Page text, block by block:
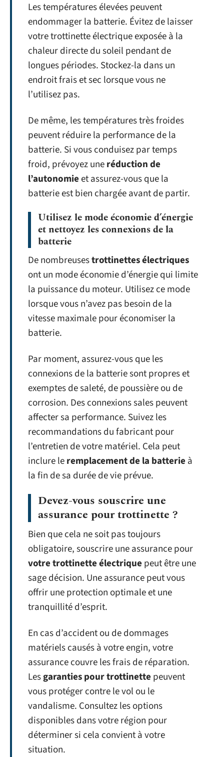
Les températures élevées peuvent
endommager la batterie. Évitez de laisser
votre trottinette électrique exposée à la
chaleur directe du soleil pendant de
longues périodes. Stockez-la dans un
endroit frais et sec lorsque vous ne
l’utilisez pas.
De même, les températures très froides
peuvent réduire la performance de la
batterie. Si vous conduisez par temps
froid, prévoyez uneréduction de
l’autonomieet assurez-vous que la
batterie est bien chargée avant de partir.
Utilisez le mode économie d’énergie
et nettoyez les connexions de la
batterie
De nombreusestrottinettes électriques
ont un mode économie d’énergie qui limite
la puissance du moteur. Utilisez ce mode
lorsque vous n’avez pas besoin de la
vitesse maximale pour économiser la
batterie.
Par moment, assurez-vous que les
connexions de la batterie sont propres et
exemptes de saleté, de poussière ou de
corrosion. Des connexions sales peuvent
affecter sa performance. Suivez les
recommandations du fabricant pour
l’entretien de votre matériel. Cela peut
inclure leremplacement de la batterie à
la fin de sa durée de vie prévue.
Devez-vous souscrire une
assurance pour trottinette ?
Bien que cela ne soit pas toujours
obligatoire, souscrire une assurance pour
votre trottinette électrique peut être une
sage décision. Une assurance peut vous
offrir une protection optimale et une
tranquillité d’esprit.
En cas d’accident ou de dommages
matériels causés à votre engin, votre
assurance couvre les frais de réparation.
Lesgaranties pour trottinette peuvent
vous protéger contre le vol ou le
vandalisme. Consultez les options
disponibles dans votre région pour
déterminer si cela convient à votre
situation.